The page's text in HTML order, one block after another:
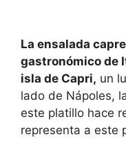
La ensalada
gastronómico de
isla de Capri, un
lado de Nápoles,
este platillo hace
representa a este